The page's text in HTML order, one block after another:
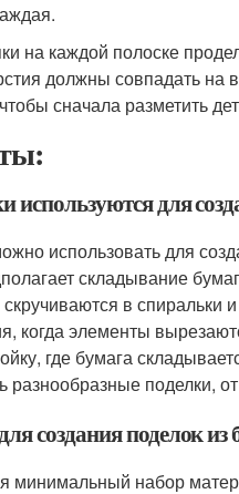
на каждой полоске
должны совпадать на
сначала разметить
для
использовать для
складывание
в спиральки
когда элементы
где бумага
разнообразные поделки,
создания поделок из
минимальный набор